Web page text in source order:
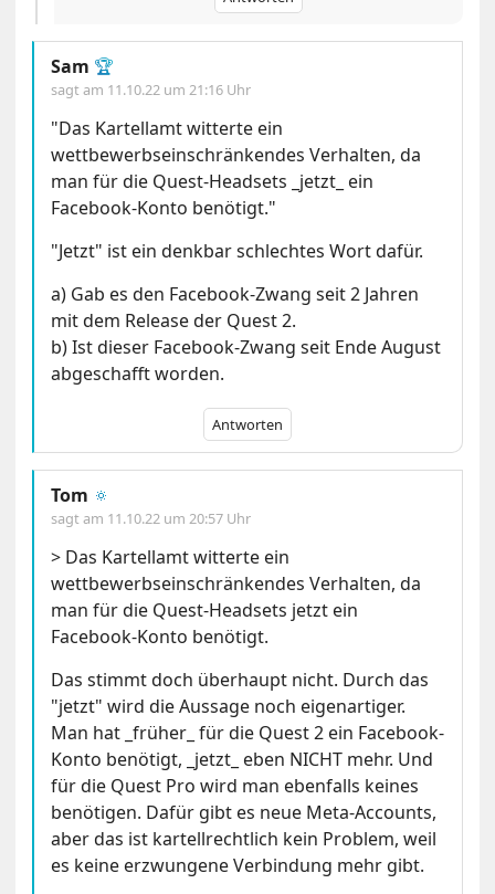
Sam 🏆
sagt am 11.10.22 um 21:16 Uhr
"Das Kartellamt witterte ein
wettbewerbseinschränkendes Verhalten, da
man für die Quest-Headsets _jetzt_ ein
Facebook-Konto benötigt."
"Jetzt" ist ein denkbar schlechtes Wort dafür.
a) Gab es den Facebook-Zwang seit 2 Jahren
mit dem Release der Quest 2.
b) Ist dieser Facebook-Zwang seit Ende August
abgeschafft worden.
Antworten
Tom 🔅
sagt am 11.10.22 um 20:57 Uhr
> Das Kartellamt witterte ein
wettbewerbseinschränkendes Verhalten, da
man für die Quest-Headsets jetzt ein
Facebook-Konto benötigt.
Das stimmt doch überhaupt nicht. Durch das
"jetzt" wird die Aussage noch eigenartiger.
Man hat _früher_ für die Quest 2 ein Facebook-
Konto benötigt, _jetzt_ eben NICHT mehr. Und
für die Quest Pro wird man ebenfalls keines
benötigen. Dafür gibt es neue Meta-Accounts,
aber das ist kartellrechtlich kein Problem, weil
es keine erzwungene Verbindung mehr gibt.